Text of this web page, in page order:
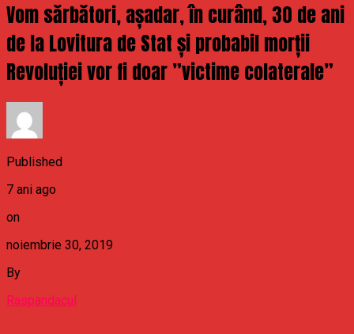
Vom sărbători, așadar, în curând, 30 de ani
de la Lovitura de Stat și probabil morții
Revoluției vor fi doar ”victime colaterale”
Published
7 ani ago
on
noiembrie 30, 2019
By
Raspandacul